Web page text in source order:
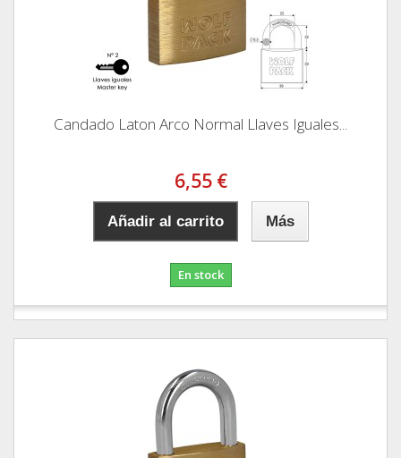
Candado Laton Arco Normal Llaves Iguales...
6,55 €
Añadir al carrito Más
En stock